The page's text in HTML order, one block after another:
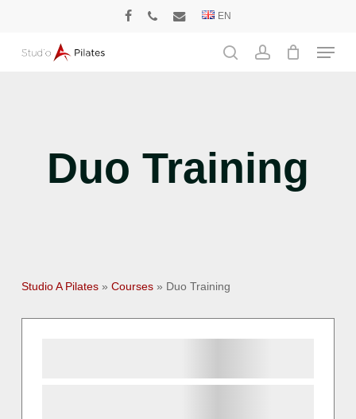
main
EN
Menu
Duo Training
Studio A Pilates» Courses» Duo Training